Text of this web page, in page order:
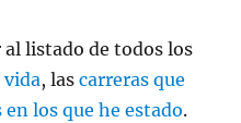
al listado de todos los
vida, lascarreras que
en los que he estado.